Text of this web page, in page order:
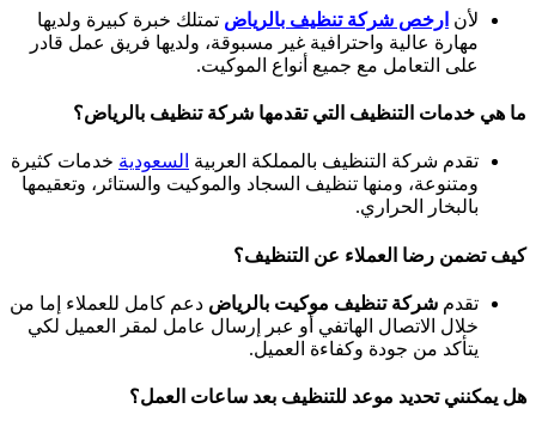
لأن ارخص شركة تنظيف بالرياض تمتلك خبرة كبيرة ولديها
مهارة عالية واحترافية غير مسبوقة، ولديها فريق عمل قادر
على التعامل مع جميع أنواع الموكيت.
ما هي خدمات التنظيف التي تقدمها شركة تنظيف بالرياض؟
تقدم شركة التنظيف بالمملكة العربية السعودية خدمات كثيرة
ومتنوعة، ومنها تنظيف السجاد والموكيت والستائر، وتعقيمها
بالبخار الحراري.
كيف تضمن رضا العملاء عن التنظيف؟
تقدم شركة تنظيف موكيت بالرياض دعم كامل للعملاء إما من
خلال الاتصال الهاتفي أو عبر إرسال عامل لمقر العميل لكي
يتأكد من جودة وكفاءة العميل.
هل يمكنني تحديد موعد للتنظيف بعد ساعات العمل؟